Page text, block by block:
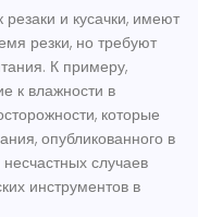
резаки и кусачки, имеют
резки, но требуют
К примеру,
к влажности в
которые
опубликованного в
случаев
инструментов в